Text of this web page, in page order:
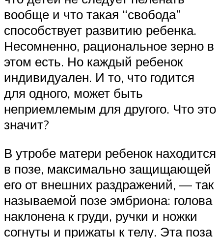
вообще и что такая “свобода”
способствует развитию ребенка.
Несомненно, рациональное зерно в
этом есть. Но каждый ребенок
индивидуален. И то, что годится
для одного, может быть
неприемлемым для другого. Что это
значит?
В утробе матери ребенок находится
в позе, максимально защищающей
его от внешних раздражений, — так
называемой позе эмбриона: голова
наклонена к груди, ручки и ножки
согнуты и прижаты к телу. Эта поза